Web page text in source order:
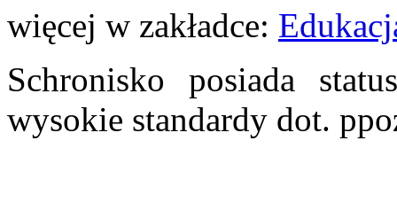
więcej w zakładce:
Schronisko posiada
wysokie standardy dot.